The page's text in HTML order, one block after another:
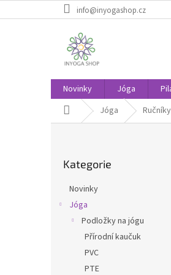
na
info@inyogashop.cz
Novinky Jóga
Domů Jóga
kategorie
Kategorie
Novinky
Jóga
Podložky na jógu
Přírodní kaučuk
PVC
PTE